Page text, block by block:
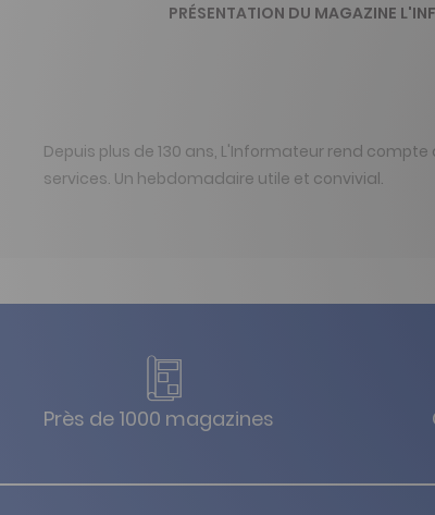
PRÉSENTATION DU MAGAZINE
Depuis plus de 130 ans, L'Informateur rend
services. Un hebdomadaire utile et convivial.
Près de 1000 magazines